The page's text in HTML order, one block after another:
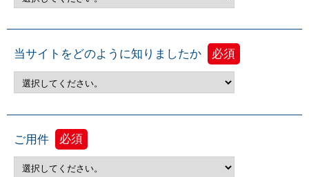
当サイトをどのように知りましたか 必須
ご用件 必須